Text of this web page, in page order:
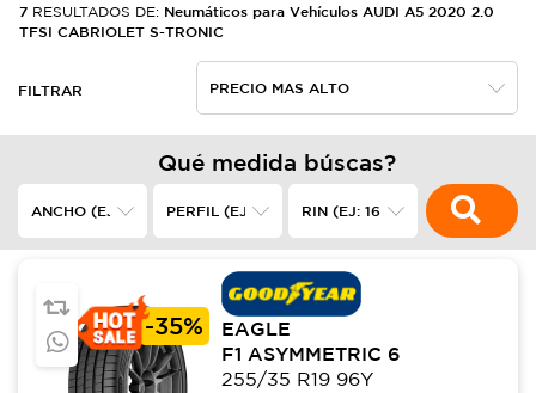
7 RESULTADOS DE: Neumáticos para Vehículos AUDI A5 2020 2.0
TFSI CABRIOLET S-TRONIC
FILTRAR
Qué medida búscas?
-35%
EAGLE
F1 ASYMMETRIC 6
255/35 R19 96Y